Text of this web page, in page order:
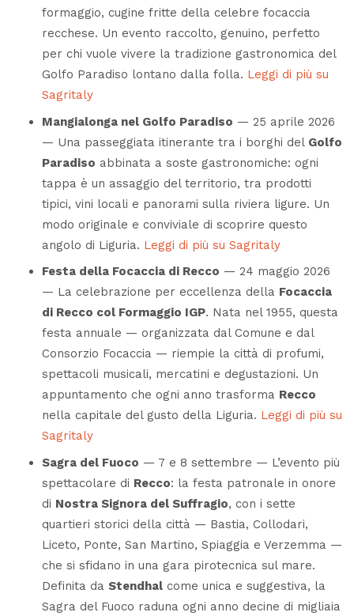
formaggio, cugine fritte della celebre focaccia
recchese. Un evento raccolto, genuino, perfetto
per chi vuole vivere la tradizione gastronomica del
Golfo Paradiso lontano dalla folla. Leggi di più su
Sagritaly
Mangialonga nel Golfo Paradiso — 25 aprile 2026
— Una passeggiata itinerante tra i borghi del Golfo
Paradiso abbinata a soste gastronomiche: ogni
tappa è un assaggio del territorio, tra prodotti
tipici, vini locali e panorami sulla riviera ligure. Un
modo originale e conviviale di scoprire questo
angolo di Liguria. Leggi di più su Sagritaly
Festa della Focaccia di Recco — 24 maggio 2026
— La celebrazione per eccellenza della Focaccia
di Recco col Formaggio IGP. Nata nel 1955, questa
festa annuale — organizzata dal Comune e dal
Consorzio Focaccia — riempie la città di profumi,
spettacoli musicali, mercatini e degustazioni. Un
appuntamento che ogni anno trasforma Recco
nella capitale del gusto della Liguria. Leggi di più su
Sagritaly
Sagra del Fuoco — 7 e 8 settembre — L’evento più
spettacolare di Recco: la festa patronale in onore
di Nostra Signora del Suffragio, con i sette
quartieri storici della città — Bastia, Collodari,
Liceto, Ponte, San Martino, Spiaggia e Verzemma —
che si sfidano in una gara pirotecnica sul mare.
Definita da Stendhalcome unica e suggestiva, la
Sagra del Fuoco raduna ogni anno decine di migliaia